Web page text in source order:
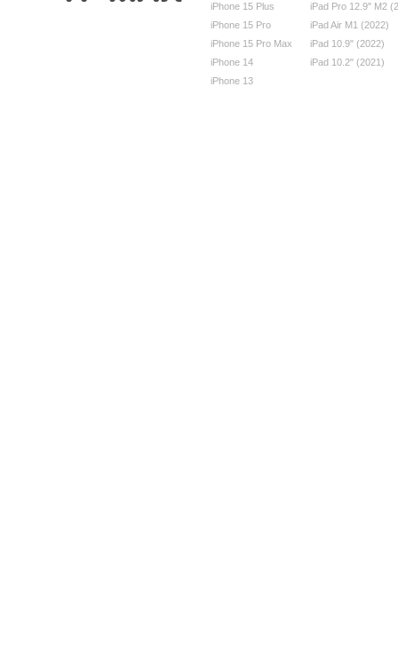
iPhone 15 Plus
iPhone 15 Pro
iPhone 15 Pro Max
iPhone 14
iPhone 13
iPad Pro 12.9" M2
iPad Air M1 (2022)
iPad 10.9" (2022)
iPad 10.2" (2021)